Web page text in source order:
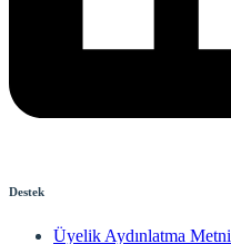
Destek
Üyelik Aydınlatma Metni